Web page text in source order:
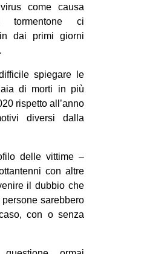
come causa
tormentone ci
dai primi giorni
spiegare le
di morti in più
rispetto all’anno
diversi dalla
delle vittime –
con altre
il dubbio che
sarebbero
con o senza